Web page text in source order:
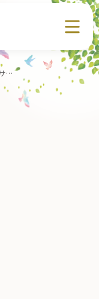
【開催レポート】講演会「サイコオンコロジー（精神腫瘍学）」 @相模原市南区